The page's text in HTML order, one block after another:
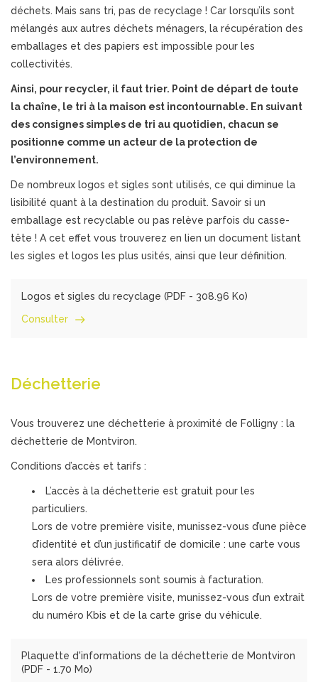
déchets. Mais sans tri, pas de recyclage ! Car lorsqu’ils sont
mélangés aux autres déchets ménagers, la récupération des
emballages et des papiers est impossible pour les
collectivités.
Ainsi, pour recycler, il faut trier. Point de départ de toute
la chaîne, le tri à la maison est incontournable. En suivant
des consignes simples de tri au quotidien, chacun se
positionne comme un acteur de la protection de
l’environnement.
De nombreux logos et sigles sont utilisés, ce qui diminue la
lisibilité quant à la destination du produit. Savoir si un
emballage est recyclable ou pas relève parfois du casse-
tête ! A cet effet vous trouverez en lien un document listant
les sigles et logos les plus usités, ainsi que leur définition.
Logos et sigles du recyclage (PDF - 308.96 Ko)
Consulter
Déchetterie
Vous trouverez une déchetterie à proximité de Folligny : la
déchetterie de Montviron.
Conditions d’accès et tarifs :
L’accès à la déchetterie est gratuit pour les
particuliers.
Lors de votre première visite, munissez-vous d’une pièce
d’identité et d’un justificatif de domicile : une carte vous
sera alors délivrée.
Les professionnels sont soumis à facturation.
Lors de votre première visite, munissez-vous d’un extrait
du numéro Kbis et de la carte grise du véhicule.
Plaquette d'informations de la déchetterie de Montviron
(PDF - 1.70 Mo)